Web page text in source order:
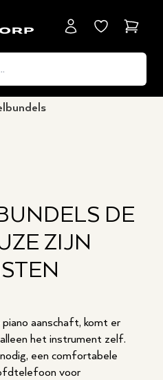
DE
ZIJN
aanschaft, komt er
het instrument zelf.
een comfortabele
voor